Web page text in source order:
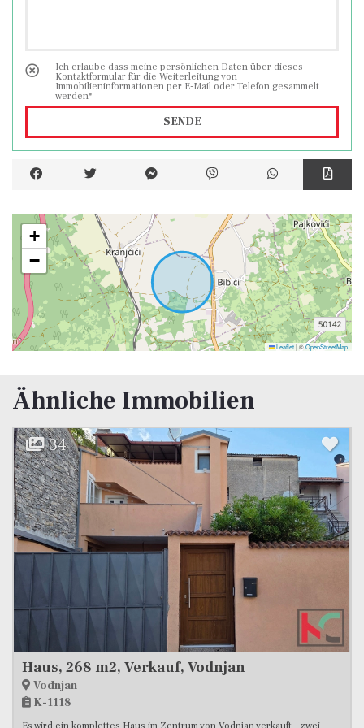
Ich erlaube dass meine persönlichen Daten über dieses
Kontaktformular für die Weiterleitung von
Immobilieninformationen per E-Mail oder Telefon gesammelt
werden*
SENDE
+
−
Leaflet|©OpenStreetMap
Ähnliche Immobilien
11
Haus, 60 m2, Verkauf, Svetvinčenat